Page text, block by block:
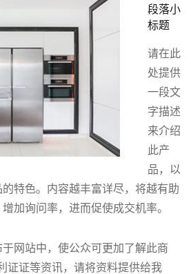
段落小
标题
请在此
处提供
一段文
字描述
来介绍
此产
品，以
特色。内容越丰富详尽，将越有助
加询问率，进而促使成交机率。
网站中，使公众可更加了解此商
证证等资讯，请将资料提供给我